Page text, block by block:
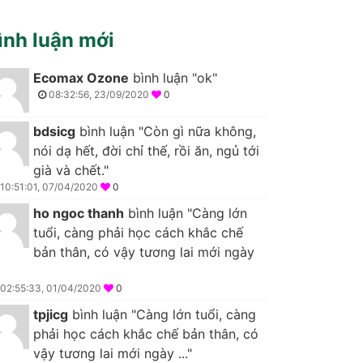
luận mới
Ecomax Ozone bình luận "ok"
08:32:56, 23/09/2020 0
bdsicg bình luận "Còn gì nữa không,
nói dạ hết, đời chỉ thế, rồi ăn, ngủ tới
già và chết."
10:51:01, 07/04/2020 0
ho ngoc thanh bình luận "Càng lớn
tuổi, càng phải học cách khắc chế
bản thân, có vậy tương lai mới ngày
02:55:33, 01/04/2020 0
tpjicg bình luận "Càng lớn tuổi, càng
phải học cách khắc chế bản thân, có
vậy tương lai mới ngày ..."